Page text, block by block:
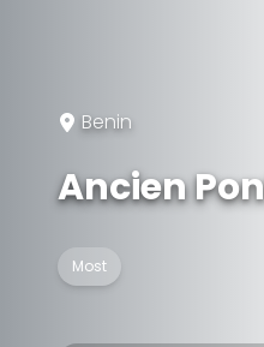
Benin
Ancien
Most